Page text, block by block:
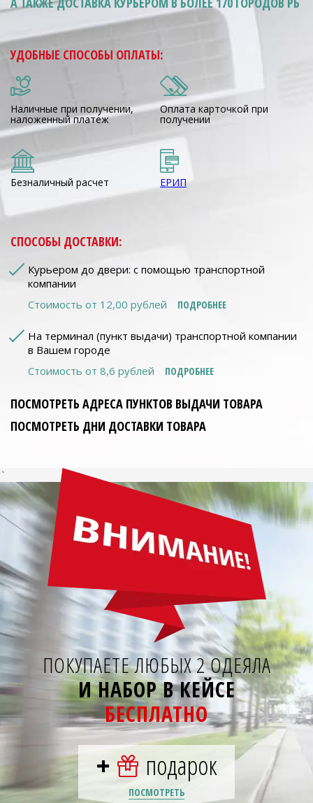
УДОБНЫЕ СПОСОБЫ ОПЛАТЫ:
Наличные при получении,
наложенный платеж
Оплата карточкой при
получении
Безналичный расчет ЕРИП
СПОСОБЫ ДОСТАВКИ:
Курьером до двери: с помощью транспортной
компании
Стоимость от 12,00 рублей
ПОДРОБНЕЕ
На терминал (пункт выдачи) транспортной компании
в Вашем городе
Стоимость от 8,6 рублей
ПОДРОБНЕЕ
ПОСМОТРЕТЬ АДРЕСА ПУНКТОВ ВЫДАЧИ ТОВАРА
ПОСМОТРЕТЬ ДНИ ДОСТАВКИ ТОВАРА
`
ПОКУПАЕТЕ ЛЮБЫХ 2 ОДЕЯЛА
И НАБОР В КЕЙСЕ
БЕСПЛАТНО
+ подарок
ПОСМОТРЕТЬ